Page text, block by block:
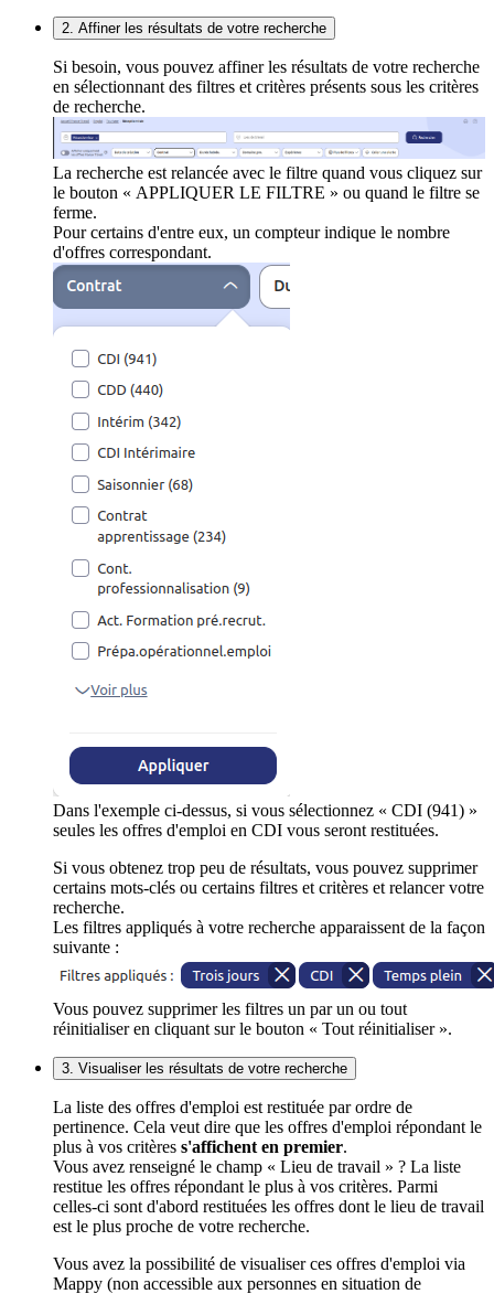
2. Affiner les résultats de votre recherche
Si besoin, vous pouvez affiner les résultats de votre recherche
en sélectionnant des filtres et critères présents sous les critères
de recherche.
La recherche est relancée avec le filtre quand vous cliquez sur
le bouton « APPLIQUER LE FILTRE » ou quand le filtre se
ferme.
Pour certains d'entre eux, un compteur indique le nombre
d'offres correspondant.
Dans l'exemple ci-dessus, si vous sélectionnez « CDI (941) »
seules les offres d'emploi en CDI vous seront restituées.
Si vous obtenez trop peu de résultats, vous pouvez supprimer
certains mots-clés ou certains filtres et critères et relancer votre
recherche.
Les filtres appliqués à votre recherche apparaissent de la façon
suivante :
Vous pouvez supprimer les filtres un par un ou tout
réinitialiser en cliquant sur le bouton « Tout réinitialiser ».
3. Visualiser les résultats de votre recherche
La liste des offres d'emploi est restituée par ordre de
pertinence. Cela veut dire que les offres d'emploi répondant le
plus à vos critères s'affichent en premier.
Vous avez renseigné le champ « Lieu de travail » ? La liste
restitue les offres répondant le plus à vos critères. Parmi
celles-ci sont d'abord restituées les offres dont le lieu de travail
est le plus proche de votre recherche.
Vous avez la possibilité de visualiser ces offres d'emploi via
Mappy (non accessible aux personnes en situation de